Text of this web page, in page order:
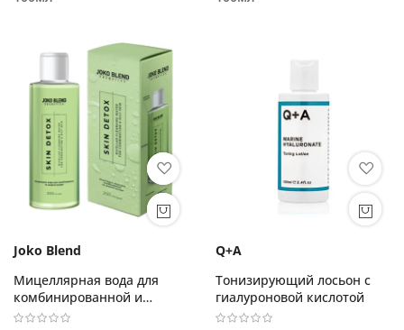
Joko Blend
Мицеллярная вода для
комбинированной и
жирной кожи
Q+A
Тонизирующий лосьон с
гиалуроновой кислотой